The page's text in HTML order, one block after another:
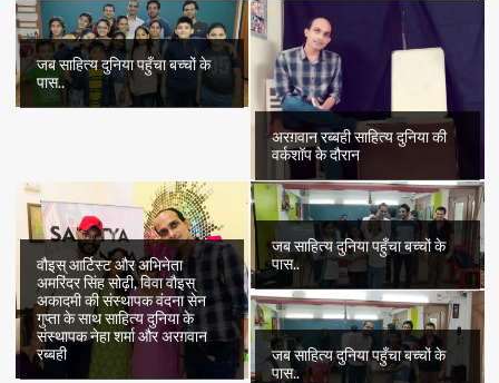
जब साहित्य दुनिया पहुँचा बच्चों के
पास..
अरग़वान रब्बही साहित्य दुनिया की
वर्कशॉप के दौरान
वौइस् आर्टिस्ट और अभिनेता
अमरिंदर सिंह सोढ़ी, विवा वौइस्
अकादमी की संस्थापक वंदना सेन
गुप्ता के साथ साहित्य दुनिया के
संस्थापक नेहा शर्मा और अरग़वान
रब्बही
जब साहित्य दुनिया पहुँचा बच्चों के
पास..
जब साहित्य दुनिया पहुँचा बच्चों के
पास..